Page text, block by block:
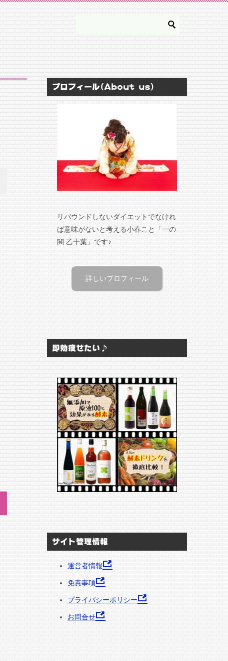
プロフィール(About us)
リバウンドしないダイエットでなけれ
ば意味がないと考える小春こと「一の
関 乙十葉」です♪
詳しいプロフィール
即効痩せたい♪
サイト管理情報
運営者情報
免責事項
プライバシーポリシー
お問合せ